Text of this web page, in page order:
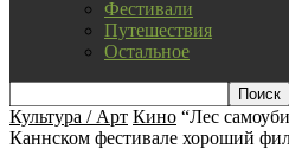
Фестивали
Путешествия
Остальное
Культура / Арт Кино “Лес
Каннском фестивале хороший